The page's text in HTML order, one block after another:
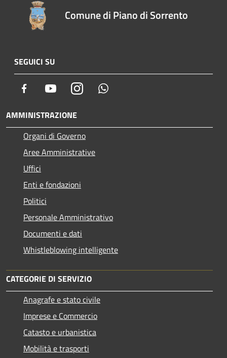
Comune di Piano di Sorrento
SEGUICI SU
Facebook YoutubeInstagram
AMMINISTRAZIONE
Organi di Governo
Aree Amministrative
Uffici
Enti e fondazioni
Politici
Personale Amministrativo
Documenti e dati
Whistleblowing intelligente
CATEGORIE DI SERVIZIO
Anagrafe e stato civile
Imprese e Commercio
Catasto e urbanistica
Mobilità e trasporti